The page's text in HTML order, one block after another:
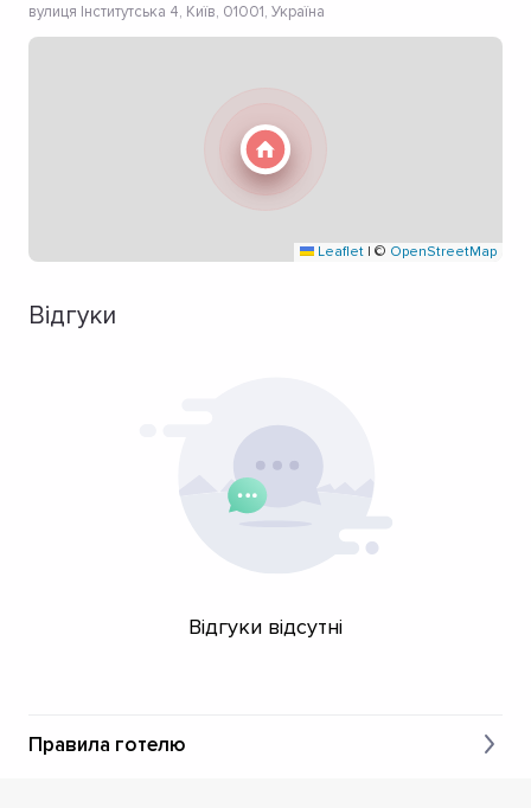
вулиця Інститутська 4, Київ, 01001, Україна
Leaflet | © OpenStreetMap
Відгуки
Відгуки відсутні
Правила готелю